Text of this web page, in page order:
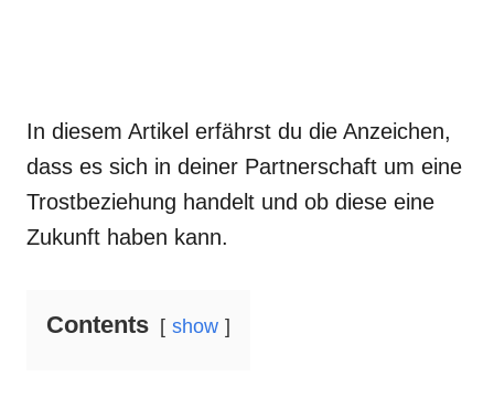
In diesem Artikel erfährst du die Anzeichen,
dass es sich in deiner Partnerschaft um eine
Trostbeziehung handelt und ob diese eine
Zukunft haben kann.
Contents show